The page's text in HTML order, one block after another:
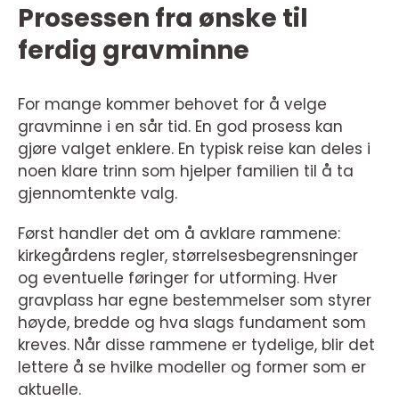
Prosessen fra ønske til
ferdig gravminne
For mange kommer behovet for å velge
gravminne i en sår tid. En god prosess kan
gjøre valget enklere. En typisk reise kan deles i
noen klare trinn som hjelper familien til å ta
gjennomtenkte valg.
Først handler det om å avklare rammene:
kirkegårdens regler, størrelsesbegrensninger
og eventuelle føringer for utforming. Hver
gravplass har egne bestemmelser som styrer
høyde, bredde og hva slags fundament som
kreves. Når disse rammene er tydelige, blir det
lettere å se hvilke modeller og former som er
aktuelle.